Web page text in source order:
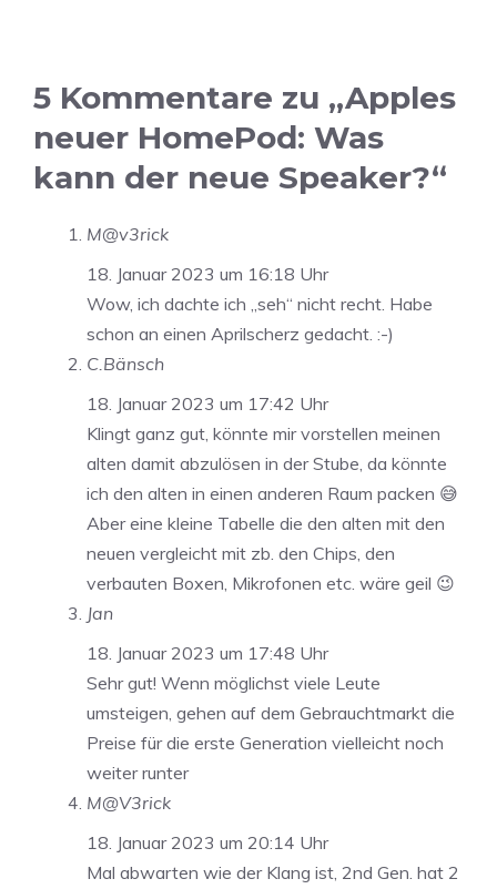
5 Kommentare zu „Apples
neuer HomePod: Was
kann der neue Speaker?“
M@v3rick
18. Januar 2023 um 16:18 Uhr
Wow, ich dachte ich „seh“ nicht recht. Habe
schon an einen Aprilscherz gedacht. :-)
C.Bänsch
18. Januar 2023 um 17:42 Uhr
Klingt ganz gut, könnte mir vorstellen meinen
alten damit abzulösen in der Stube, da könnte
ich den alten in einen anderen Raum packen 😅
Aber eine kleine Tabelle die den alten mit den
neuen vergleicht mit zb. den Chips, den
verbauten Boxen, Mikrofonen etc. wäre geil 😉
Jan
18. Januar 2023 um 17:48 Uhr
Sehr gut! Wenn möglichst viele Leute
umsteigen, gehen auf dem Gebrauchtmarkt die
Preise für die erste Generation vielleicht noch
weiter runter
M@V3rick
18. Januar 2023 um 20:14 Uhr
Mal abwarten wie der Klang ist, 2nd Gen. hat 2